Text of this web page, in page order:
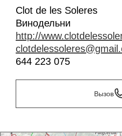
Clot de les Soleres
Винодельни
http://
644 223 075
Вызов